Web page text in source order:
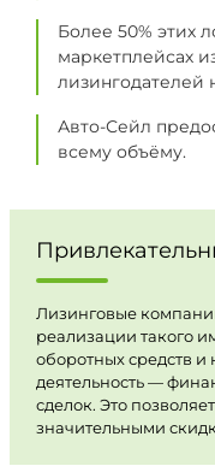
Более 50% этих
маркетплейсах
лизингодателей
Авто-Сейл
всему объёму.
Лизинговые
реализации такого
оборотных средств
деятельность —
сделок. Это
значительными